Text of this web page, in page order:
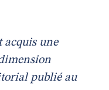
acquis une
publié au